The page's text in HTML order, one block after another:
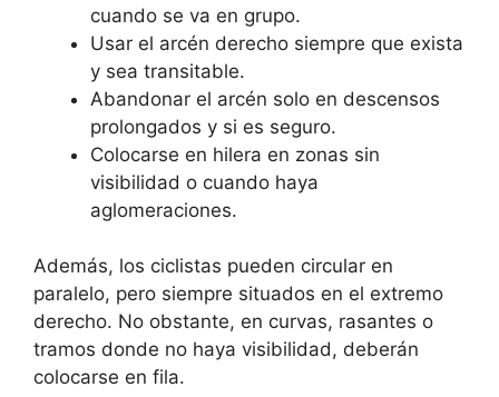
cuando se va en grupo.
Usar el arcén derecho siempre que exista
y sea transitable.
Abandonar el arcén solo en descensos
prolongados y si es seguro.
Colocarse en hilera en zonas sin
visibilidad o cuando haya
aglomeraciones.
Además, los ciclistas pueden circular en
paralelo, pero siempre situados en el extremo
derecho. No obstante, en curvas, rasantes o
tramos donde no haya visibilidad, deberán
colocarse en fila.